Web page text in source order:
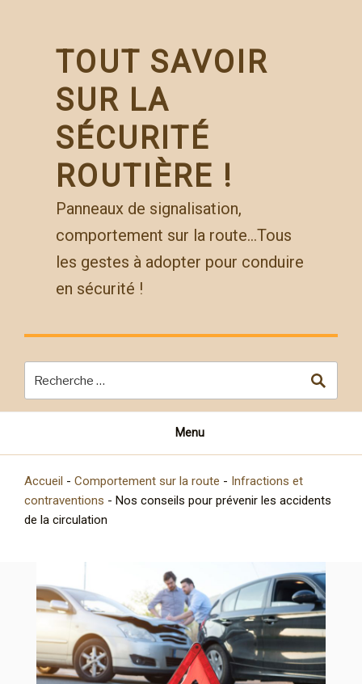
TOUT SAVOIR
SUR LA
SÉCURITÉ
ROUTIÈRE !
Panneaux de signalisation,
comportement sur la route…Tous
les gestes à adopter pour conduire
en sécurité !
Menu
Accueil - Comportement sur la route - Infractions et
contraventions - Nos conseils pour prévenir les accidents
de la circulation